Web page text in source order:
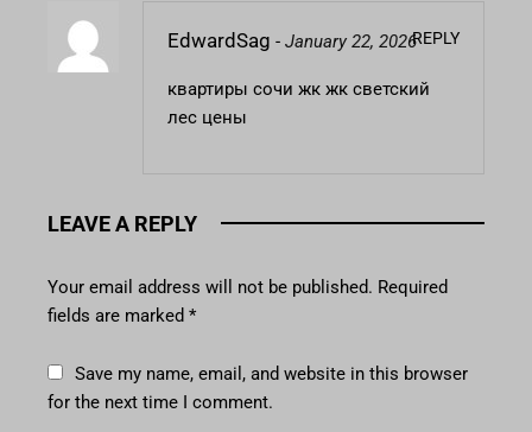
EdwardSag - January 22, 2026REPLY
квартиры сочи жк жк светский
лес цены
LEAVE A REPLY
Your email address will not be published. Required
fields are marked *
Save my name, email, and website in this browser
for the next time I comment.